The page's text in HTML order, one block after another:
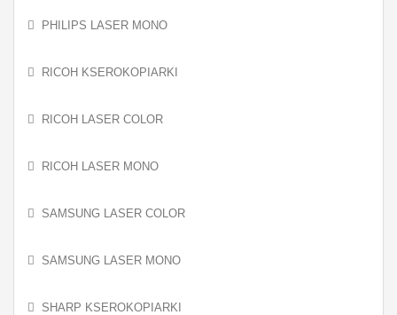
PHILIPS LASER MONO
RICOH KSEROKOPIARKI
RICOH LASER COLOR
RICOH LASER MONO
SAMSUNG LASER COLOR
SAMSUNG LASER MONO
SHARP KSEROKOPIARKI